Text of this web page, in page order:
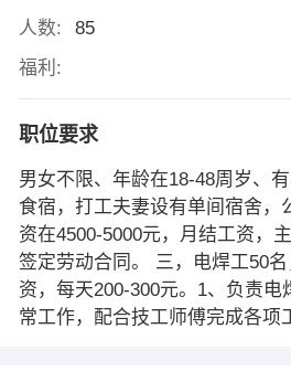
人数:
85
福利:
职位要求
男女不限、年龄在18-48周岁、
食宿，打工夫妻设有单间宿舍，
资在4500-5000元，月结工资，
签定劳动合同。 三，电焊工50
资，每天200-300元。1、负责电
常工作，配合技工师傅完成各项